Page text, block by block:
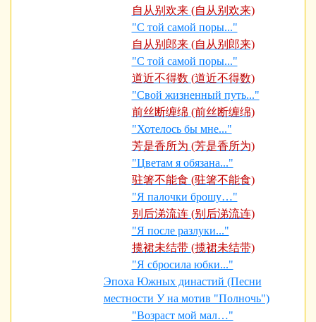
自从别欢来 (自从别欢来)
"С той самой поры..."
自从别郎来 (自从别郎来)
"С той самой поры..."
道近不得数 (道近不得数)
"Свой жизненный путь..."
前丝断缠绵 (前丝断缠绵)
"Хотелось бы мне..."
芳是香所为 (芳是香所为)
"Цветам я обязана..."
驻箸不能食 (驻箸不能食)
"Я палочки брошу…"
别后涕流连 (别后涕流连)
"Я после разлуки..."
揽裙未结带 (揽裙未结带)
"Я сбросила юбки..."
Эпоха Южных династий (Песни
местности У на мотив "Полночь")
"Возраст мой мал…"